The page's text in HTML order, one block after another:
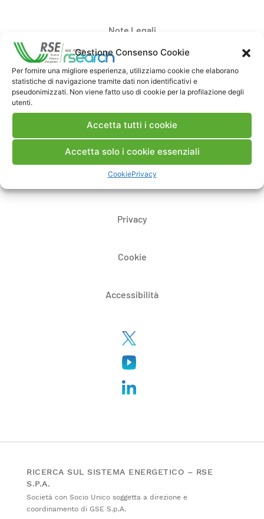
Gestione Consenso Cookie
Per fornire una migliore esperienza, utilizziamo cookie che elaborano
statistiche di navigazione tramite dati non identificativi e
pseudonimizzati. Non viene fatto uso di cookie per la profilazione degli
utenti.
Accetta tutti i cookie
Accetta solo i cookie essenziali
CookiePrivacy
Note Legali
Dove siamo
Whistleblowing
Certificazioni
Privacy
Cookie
Accessibilità
RICERCA SUL SISTEMA ENERGETICO – RSE
S.P.A.
Società con Socio Unico soggetta a direzione e
coordinamento di GSE S.p.A.